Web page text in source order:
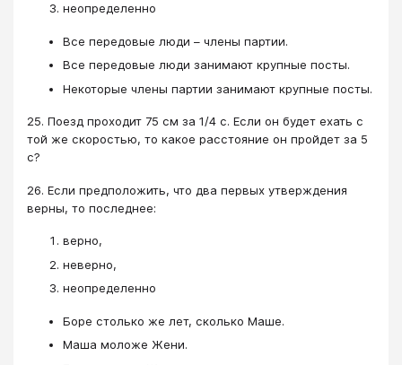
неопределенно
Все передовые люди – члены партии.
Все передовые люди занимают крупные посты.
Некоторые члены партии занимают крупные посты.
25. Поезд проходит 75 см за 1/4 с. Если он будет ехать с
той же скоростью, то какое расстояние он пройдет за 5
с?
26. Если предположить, что два первых утверждения
верны, то последнее:
верно,
неверно,
неопределенно
Боре столько же лет, сколько Маше.
Маша моложе Жени.